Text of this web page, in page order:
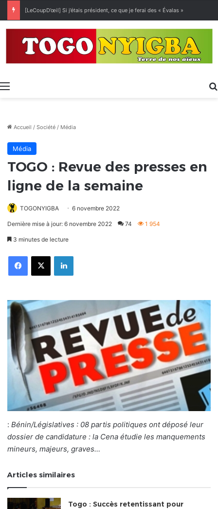
[LeCoupD’œil] Si j’étais président, ce que je ferai des « Évalas »
Menu
Accueil / Société / Média
Média
TOGO : Revue des presses en
ligne de la semaine
TOGONYIGBA 6 novembre 2022
Dernière mise à jour: 6 novembre 2022 74 1 954
3 minutes de lecture
FacebookX Linkedin
: Bénin/Législatives : 08 partis politiques ont déposé leur
dossier de candidature : la Cena étudie les manquements
mineurs, majeurs, graves…
Articles similaires
Togo : Succès retentissant pour